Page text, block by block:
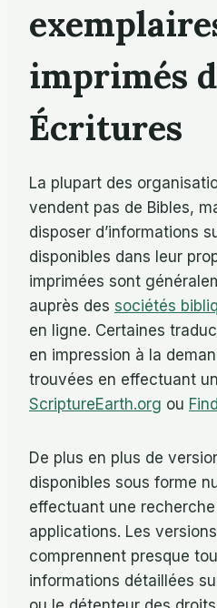
imprimés
Écritures
La plupart des
vendent pas de Bibles,
disposer d’informations
disponibles dans leur
imprimées sont
auprès des sociétés
en ligne. Certaines
en impression à la
trouvées en effectuant
ScriptureEarth.org ou
De plus en plus de
disponibles sous forme
effectuant une
applications. Les
comprennent presque
informations détaillées